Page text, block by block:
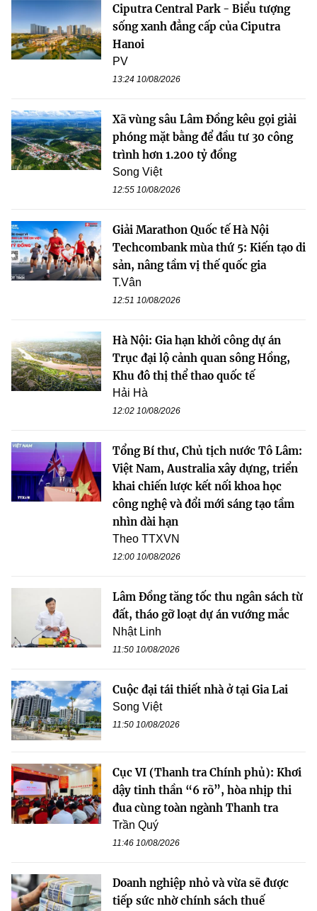
Ciputra Central Park - Biểu tượng
sống xanh đẳng cấp của Ciputra
Hanoi
PV
13:24 10/08/2026
Xã vùng sâu Lâm Đồng kêu gọi giải
phóng mặt bằng để đầu tư 30 công
trình hơn 1.200 tỷ đồng
Song Việt
12:55 10/08/2026
Giải Marathon Quốc tế Hà Nội
Techcombank mùa thứ 5: Kiến tạo di
sản, nâng tầm vị thế quốc gia
T.Vân
12:51 10/08/2026
Hà Nội: Gia hạn khởi công dự án
Trục đại lộ cảnh quan sông Hồng,
Khu đô thị thể thao quốc tế
Hải Hà
12:02 10/08/2026
Tổng Bí thư, Chủ tịch nước Tô Lâm:
Việt Nam, Australia xây dựng, triển
khai chiến lược kết nối khoa học
công nghệ và đổi mới sáng tạo tầm
nhìn dài hạn
Theo TTXVN
12:00 10/08/2026
Lâm Đồng tăng tốc thu ngân sách từ
đất, tháo gỡ loạt dự án vướng mắc
Nhật Linh
11:50 10/08/2026
Cuộc đại tái thiết nhà ở tại Gia Lai
Song Việt
11:50 10/08/2026
Cục VI (Thanh tra Chính phủ): Khơi
dậy tinh thần “6 rõ”, hòa nhịp thi
đua cùng toàn ngành Thanh tra
Trần Quý
11:46 10/08/2026
Doanh nghiệp nhỏ và vừa sẽ được
tiếp sức nhờ chính sách thuế